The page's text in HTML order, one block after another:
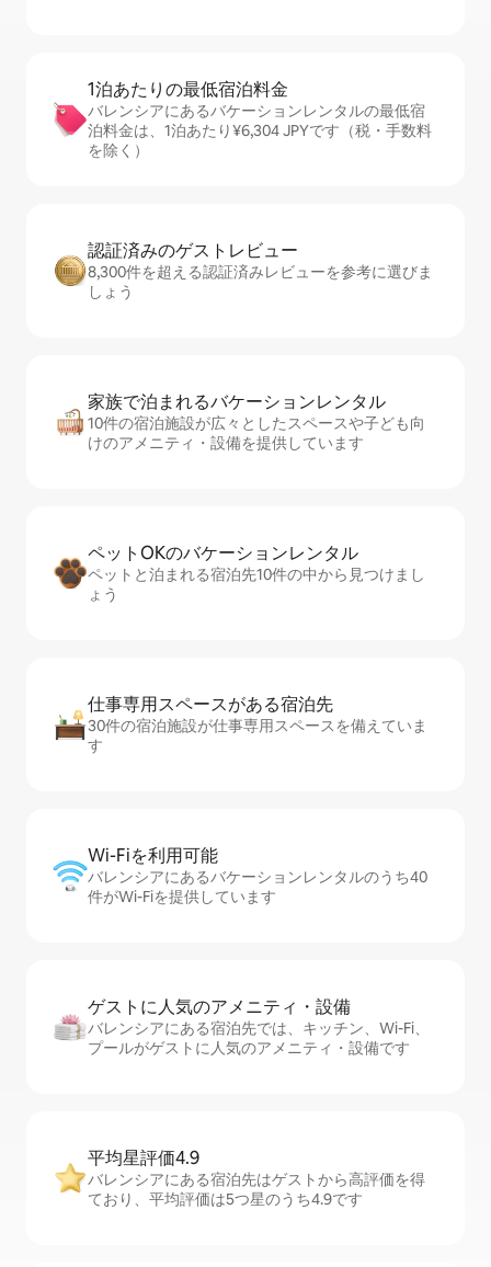
1泊あたりの最⁠低⁠宿⁠泊⁠料⁠金
バレンシアにあるバケーションレンタルの最低宿
泊料金は、1泊あたり¥6,304 JPYです（税・手数料
を除く）
認証済みのゲ⁠ス⁠ト⁠レ⁠ビ⁠ュ⁠ー
8,300件を超える認証済みレビューを参考に選びま
しょう
家族で泊まれるバ⁠ケ⁠ー⁠シ⁠ョ⁠ンレ⁠ン⁠タ⁠ル
10件の宿泊施設が広々としたスペースや子ども向
けのアメニティ・設備を提供しています
ペットOKのバ⁠ケ⁠ー⁠シ⁠ョ⁠ンレ⁠ン⁠タ⁠ル
ペットと泊まれる宿泊先10件の中から見つけまし
ょう
仕事専用ス⁠ペ⁠ー⁠スがあ⁠る宿⁠泊⁠先
30件の宿泊施設が仕事専用スペースを備えていま
す
Wi-Fiを利⁠用⁠可⁠能
バレンシアにあるバケーションレンタルのうち40
件がWi-Fiを提供しています
ゲストに人⁠気⁠のア⁠メ⁠ニ⁠テ⁠ィ・設⁠備
バレンシアにある宿泊先では、キッチン、Wi-Fi、
プールがゲストに人気のアメニティ・設備です
平均星評価4.9
バレンシアにある宿泊先はゲストから高評価を得
ており、平均評価は5つ星のうち4.9です